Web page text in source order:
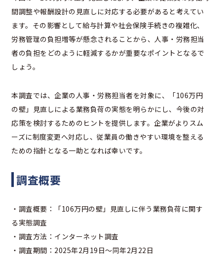
間調整や報酬設計の見直しに対応する必要があると考えてい
ます。その影響として給与計算や社会保険手続きの複雑化、
労務管理の負担増等が懸念されることから、人事・労務担当
者の負担をどのように軽減するかが重要なポイントとなるで
しょう。
本調査では、企業の人事・労務担当者を対象に、「106万円
の壁」見直しによる業務負荷の実態を明らかにし、今後の対
応策を検討するためのヒントを提供します。企業がよりスム
ーズに制度変更へ対応し、従業員の働きやすい環境を整える
ための指針となる一助となれば幸いです。
調査概要
・調査概要：「106万円の壁」見直しに伴う業務負荷に関す
る実態調査
・調査方法：インターネット調査
・調査期間：2025年2月19日～同年2月22日